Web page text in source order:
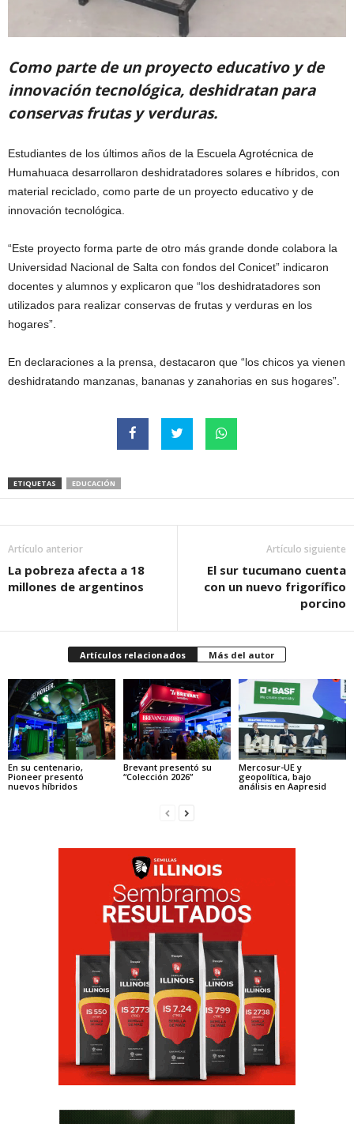
Como parte de un proyecto educativo y de
innovación tecnológica, deshidratan para
conservas frutas y verduras.
Estudiantes de los últimos años de la Escuela Agrotécnica de
Humahuaca desarrollaron deshidratadores solares e híbridos, con
material reciclado, como parte de un proyecto educativo y de
innovación tecnológica.
“Este proyecto forma parte de otro más grande donde colabora la
Universidad Nacional de Salta con fondos del Conicet” indicaron
docentes y alumnos y explicaron que “los deshidratadores son
utilizados para realizar conservas de frutas y verduras en los
hogares”.
En declaraciones a la prensa, destacaron que “los chicos ya vienen
deshidratando manzanas, bananas y zanahorias en sus hogares”.
ETIQUETAS EDUCACIÓN
Artículo anterior
La pobreza afecta a 18
millones de argentinos
Artículo siguiente
El sur tucumano cuenta
con un nuevo frigorífico
porcino
Artículos relacionados Más del autor
En su centenario,
Pioneer presentó
nuevos híbridos
Brevant presentó su
“Colección 2026”
Mercosur-UE y
geopolítica, bajo
análisis en Aapresid